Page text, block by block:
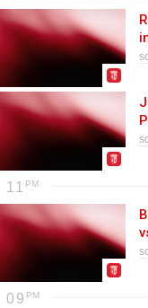
11
09